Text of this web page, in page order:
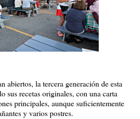
abiertos, la tercera generación de esta
sus recetas originales, con una carta
principales, aunque suficientemente
y varios postres.